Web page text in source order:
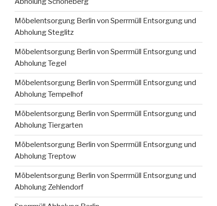
Möbelentsorgung Berlin von Sperrmüll Entsorgung und
Abholung Steglitz
Möbelentsorgung Berlin von Sperrmüll Entsorgung und
Abholung Tegel
Möbelentsorgung Berlin von Sperrmüll Entsorgung und
Abholung Tempelhof
Möbelentsorgung Berlin von Sperrmüll Entsorgung und
Abholung Tiergarten
Möbelentsorgung Berlin von Sperrmüll Entsorgung und
Abholung Treptow
Möbelentsorgung Berlin von Sperrmüll Entsorgung und
Abholung Zehlendorf